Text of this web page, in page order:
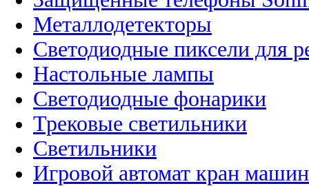
Металлодетекторы
Светодиодные пиксели для
Настольные лампы
Светодиодные фонарики
Трековые светильники
Светильники
Игровой автомат кран